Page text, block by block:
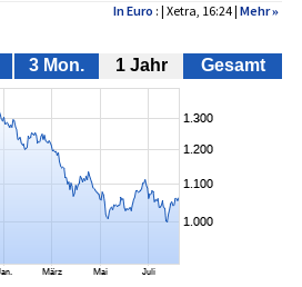
In Euro : | Xetra, 16:24 | Mehr»
3 Mon. 1 Jahr Gesamt